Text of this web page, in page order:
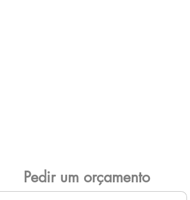
Pedir um orçamento